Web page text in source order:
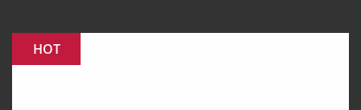
HOT